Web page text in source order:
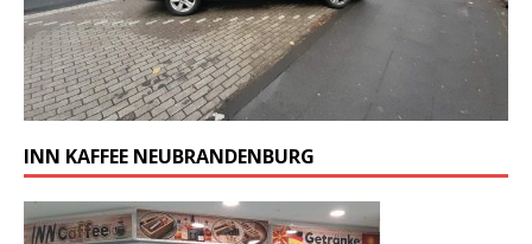
INN KAFFEE NEUBRANDENBURG